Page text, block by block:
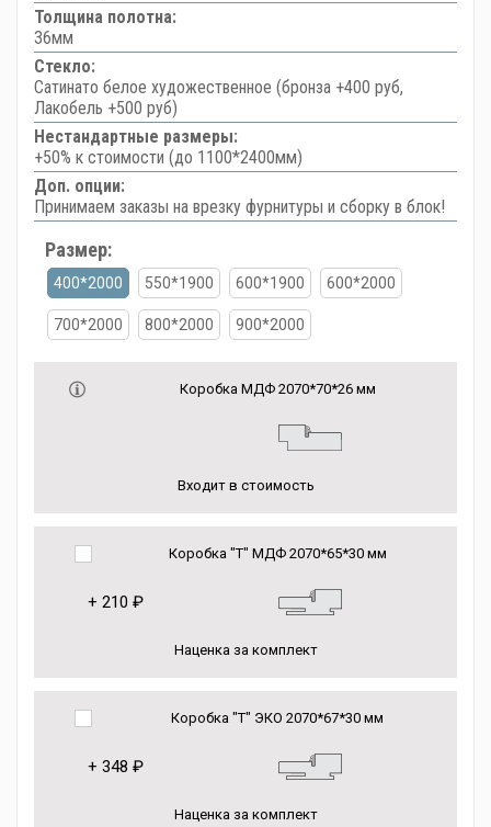
Толщина полотна:
36мм
Стекло:
Сатинато белое художественное (бронза +400 руб,
Лакобель +500 руб)
Нестандартные размеры:
+50% к стоимости (до 1100*2400мм)
Доп. опции:
Принимаем заказы на врезку фурнитуры и сборку в блок!
Размер:
400*2000 550*1900 600*1900 600*2000
700*2000 800*2000 900*2000
Коробка МДФ 2070*70*26 мм
Входит в стоимость
Коробка "Т" МДФ 2070*65*30 мм
+ 210 ₽
Наценка за комплект
Коробка "Т" ЭКО 2070*67*30 мм
+ 348 ₽
Наценка за комплект